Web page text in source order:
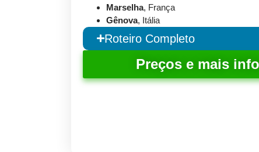
Marselha, França
Gênova, Itália
Roteiro Completo
Preços e mais